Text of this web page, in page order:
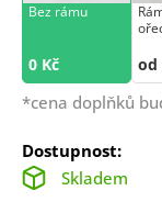
Bez rámu
0 Kč od
*cena doplňků
Dostupnost:
Skladem